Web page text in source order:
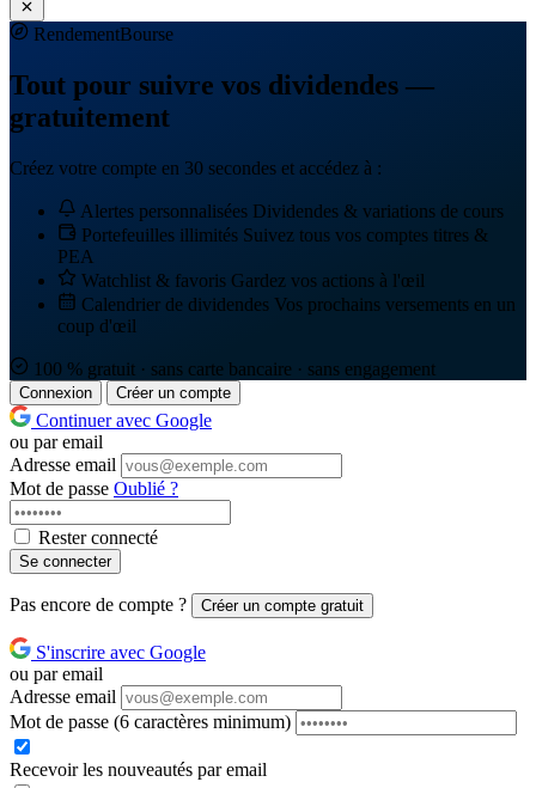
RendementBourse
Tout pour suivre vos dividendes —
gratuitement
Créez votre compte en 30 secondes et accédez à :
Alertes personnalisées Dividendes & variations de cours
Portefeuilles illimités Suivez tous vos comptes titres &
PEA
Watchlist & favoris Gardez vos actions à l'œil
Calendrier de dividendes Vos prochains versements en un
coup d'œil
100 % gratuit · sans carte bancaire · sans engagement
Connexion Créer un compte
Continuer avec Google
ou par email
Adresse email
Mot de passe Oublié ?
Rester connecté
Se connecter
Pas encore de compte ? Créer un compte gratuit
S'inscrire avec Google
ou par email
Adresse email
Mot de passe (6 caractères minimum)
Recevoir les nouveautés par email